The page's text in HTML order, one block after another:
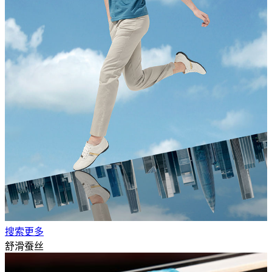
搜索更多
舒滑蚕丝